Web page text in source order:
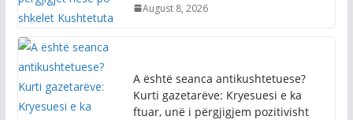
August 8, 2026
A është seanca antikushtetuese?
Kurti gazetarëve: Kryesuesi e ka
ftuar, unë i përgjigjem pozitivisht